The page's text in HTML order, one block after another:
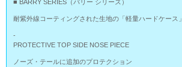
■ BARRY SERIES（バリー シリーズ）
耐紫外線コーティングされた生地の「軽量ハードケース」
-
PROTECTIVE TOP SIDE NOSE PIECE
ノーズ・テールに追加のプロテクション